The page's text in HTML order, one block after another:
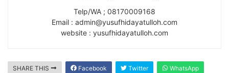
Telp/WA ; 08170009168
Email : admin@yusufhidayatulloh.com
website : yusufhidayatulloh.com
SHARE THIS Facebook Twitter WhatsApp